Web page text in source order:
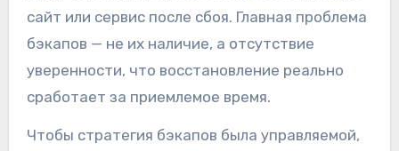
сайт или сервис после сбоя. Главная проблема
бэкапов — не их наличие, а отсутствие
уверенности, что восстановление реально
сработает за приемлемое время.
Чтобы стратегия бэкапов была управляемой,